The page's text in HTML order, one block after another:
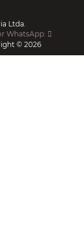
Ltda.
WhatsApp:
© 2026